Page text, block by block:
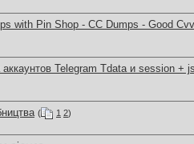
with Pin Shop - CC Dumps - Good
Telegram Tdata и session +
( 1 2)